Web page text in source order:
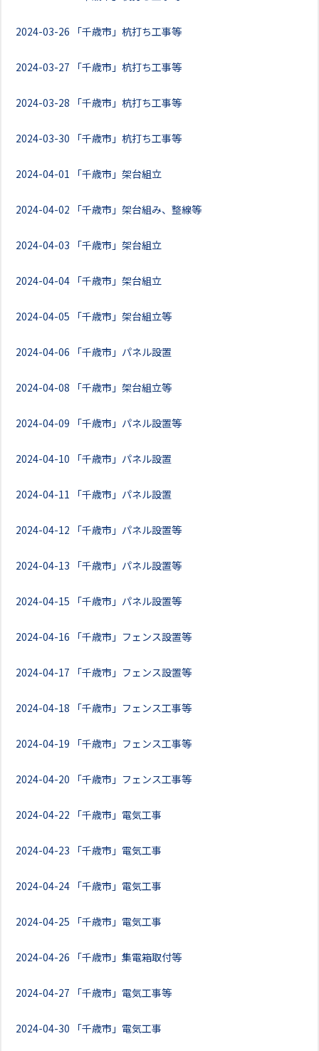
2024-03-26 「千歳市」杭打ち工事等
2024-03-27 「千歳市」杭打ち工事等
2024-03-28 「千歳市」杭打ち工事等
2024-03-30 「千歳市」杭打ち工事等
2024-04-01 「千歳市」架台組立
2024-04-02 「千歳市」架台組み、整線等
2024-04-03 「千歳市」架台組立
2024-04-04 「千歳市」架台組立
2024-04-05 「千歳市」架台組立等
2024-04-06 「千歳市」パネル設置
2024-04-08 「千歳市」架台組立等
2024-04-09 「千歳市」パネル設置等
2024-04-10 「千歳市」パネル設置
2024-04-11 「千歳市」パネル設置
2024-04-12 「千歳市」パネル設置等
2024-04-13 「千歳市」パネル設置等
2024-04-15 「千歳市」パネル設置等
2024-04-16 「千歳市」フェンス設置等
2024-04-17 「千歳市」フェンス設置等
2024-04-18 「千歳市」フェンス工事等
2024-04-19 「千歳市」フェンス工事等
2024-04-20 「千歳市」フェンス工事等
2024-04-22 「千歳市」電気工事
2024-04-23 「千歳市」電気工事
2024-04-24 「千歳市」電気工事
2024-04-25 「千歳市」電気工事
2024-04-26 「千歳市」集電箱取付等
2024-04-27 「千歳市」電気工事等
2024-04-30 「千歳市」電気工事